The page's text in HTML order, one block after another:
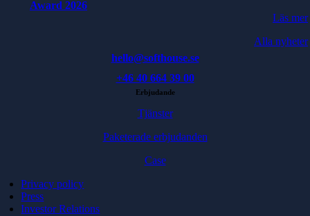
Award 2026
Läs mer
Alla nyheter
hello@softhouse.se
+46 40 664 39 00
Erbjudande
Tjänster
Paketerade erbjudanden
Case
Privacy policy
Press
Investor Relations